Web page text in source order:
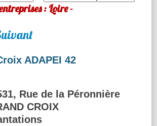
: Loire -
ADAPEI 42
Rue de la Péronnière
CROIX